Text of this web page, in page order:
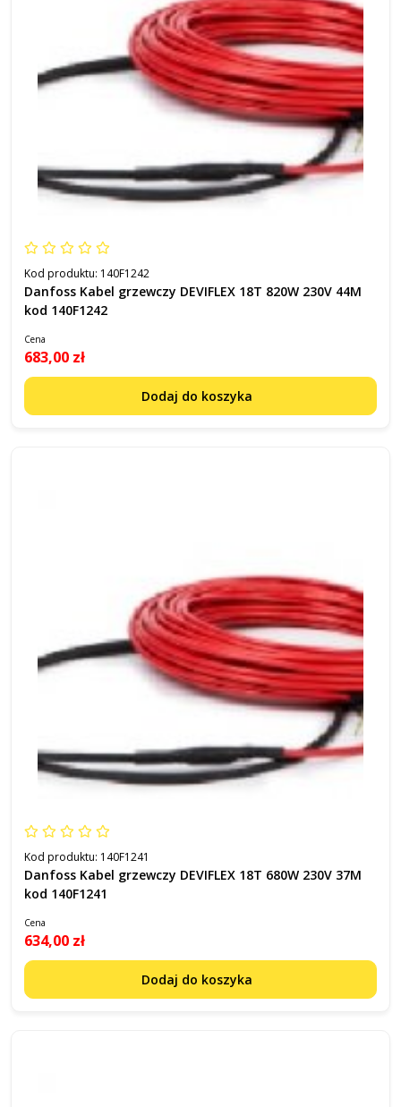
Kod produktu: 140F1242
Danfoss Kabel grzewczy DEVIFLEX 18T 820W 230V 44M
kod 140F1242
Cena
683,00 zł
Dodaj do koszyka
Kod produktu: 140F1241
Danfoss Kabel grzewczy DEVIFLEX 18T 680W 230V 37M
kod 140F1241
Cena
634,00 zł
Dodaj do koszyka